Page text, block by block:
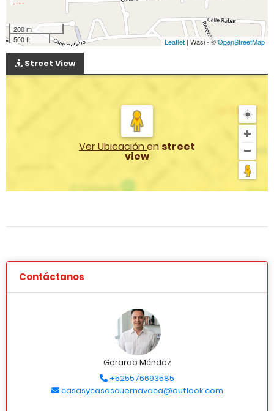
200 m
500 ft
Leaflet | Wasi - ©OpenStreetMap
Street View
Ver Ubicaciónen street
view
Contáctanos
Gerardo Méndez
+525576693585
casasycasascuernavaca@outlook.com